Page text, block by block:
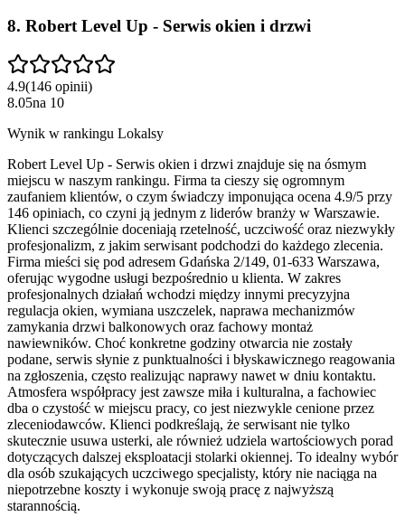
8. Robert Level Up - Serwis okien i drzwi
4.9(146 opinii)
8.05na 10
Wynik w rankingu Lokalsy
Robert Level Up - Serwis okien i drzwi znajduje się na ósmym
miejscu w naszym rankingu. Firma ta cieszy się ogromnym
zaufaniem klientów, o czym świadczy imponująca ocena 4.9/5 przy
146 opiniach, co czyni ją jednym z liderów branży w Warszawie.
Klienci szczególnie doceniają rzetelność, uczciwość oraz niezwykły
profesjonalizm, z jakim serwisant podchodzi do każdego zlecenia.
Firma mieści się pod adresem Gdańska 2/149, 01-633 Warszawa,
oferując wygodne usługi bezpośrednio u klienta. W zakres
profesjonalnych działań wchodzi między innymi precyzyjna
regulacja okien, wymiana uszczelek, naprawa mechanizmów
zamykania drzwi balkonowych oraz fachowy montaż
nawiewników. Choć konkretne godziny otwarcia nie zostały
podane, serwis słynie z punktualności i błyskawicznego reagowania
na zgłoszenia, często realizując naprawy nawet w dniu kontaktu.
Atmosfera współpracy jest zawsze miła i kulturalna, a fachowiec
dba o czystość w miejscu pracy, co jest niezwykle cenione przez
zleceniodawców. Klienci podkreślają, że serwisant nie tylko
skutecznie usuwa usterki, ale również udziela wartościowych porad
dotyczących dalszej eksploatacji stolarki okiennej. To idealny wybór
dla osób szukających uczciwego specjalisty, który nie naciąga na
niepotrzebne koszty i wykonuje swoją pracę z najwyższą
starannością.